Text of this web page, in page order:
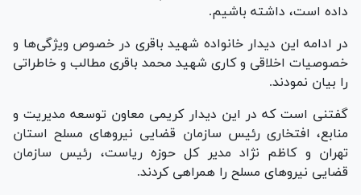
داده است، داشته باشیم.
در ادامه این دیدار خانواده شهید باقری در خصوص ویژگی‌ها و
خصوصیات اخلاقی و کاری شهید محمد باقری مطالب و خاطراتی
را بیان نمودند.
گفتنی است که در این دیدار کریمی معاون توسعه مدیریت و
منابع، افتخاری رئیس سازمان قضایی نیرو‌های مسلح استان
تهران و کاظم نژاد مدیر کل حوزه ریاست، رئیس سازمان
قضایی نیرو‌های مسلح را همراهی کردند.